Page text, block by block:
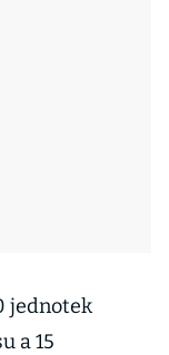
jednotek
a 15